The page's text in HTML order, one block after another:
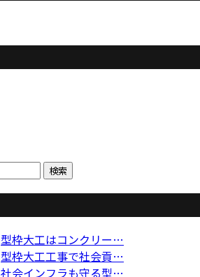
型枠大工はコンクリー…
型枠大工工事で社会貢…
社会インフラも守る型…